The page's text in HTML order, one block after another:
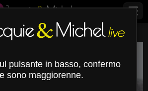
Donne Ellybrune
pulsante in basso, confermo
sono maggiorenne.